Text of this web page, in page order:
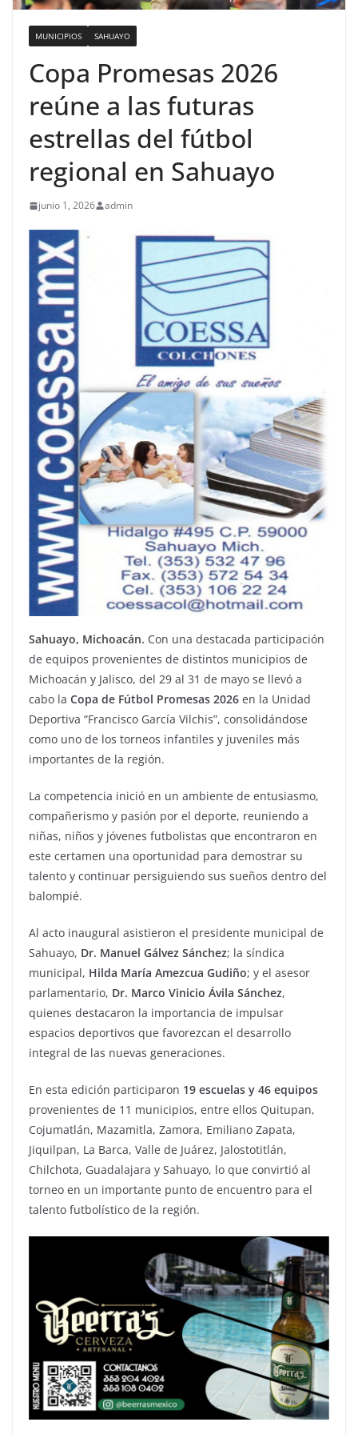
MUNICIPIOS SAHUAYO
Copa Promesas 2026
reúne a las futuras
estrellas del fútbol
regional en Sahuayo
junio 1, 2026 admin
Sahuayo, Michoacán. Con una destacada participación
de equipos provenientes de distintos municipios de
Michoacán y Jalisco, del 29 al 31 de mayo se llevó a
cabo la Copa de Fútbol Promesas 2026 en la Unidad
Deportiva “Francisco García Vilchis”, consolidándose
como uno de los torneos infantiles y juveniles más
importantes de la región.
La competencia inició en un ambiente de entusiasmo,
compañerismo y pasión por el deporte, reuniendo a
niñas, niños y jóvenes futbolistas que encontraron en
este certamen una oportunidad para demostrar su
talento y continuar persiguiendo sus sueños dentro del
balompié.
Al acto inaugural asistieron el presidente municipal de
Sahuayo, Dr. Manuel Gálvez Sánchez; la síndica
municipal, Hilda María Amezcua Gudiño; y el asesor
parlamentario, Dr. Marco Vinicio Ávila Sánchez,
quienes destacaron la importancia de impulsar
espacios deportivos que favorezcan el desarrollo
integral de las nuevas generaciones.
En esta edición participaron 19 escuelas y 46 equipos
provenientes de 11 municipios, entre ellos Quitupan,
Cojumatlán, Mazamitla, Zamora, Emiliano Zapata,
Jiquilpan, La Barca, Valle de Juárez, Jalostotitlán,
Chilchota, Guadalajara y Sahuayo, lo que convirtió al
torneo en un importante punto de encuentro para el
talento futbolístico de la región.